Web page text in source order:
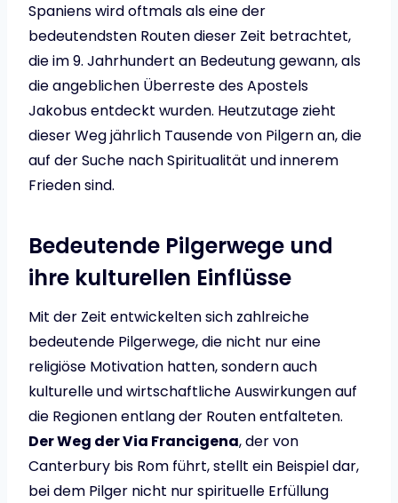
Spaniens wird oftmals als eine der
bedeutendsten Routen dieser Zeit betrachtet,
die im 9. Jahrhundert an Bedeutung gewann, als
die angeblichen Überreste des Apostels
Jakobus entdeckt wurden. Heutzutage zieht
dieser Weg jährlich Tausende von Pilgern an, die
auf der Suche nach Spiritualität und innerem
Frieden sind.
Bedeutende Pilgerwege und
ihre kulturellen Einflüsse
Mit der Zeit entwickelten sich zahlreiche
bedeutende Pilgerwege, die nicht nur eine
religiöse Motivation hatten, sondern auch
kulturelle und wirtschaftliche Auswirkungen auf
die Regionen entlang der Routen entfalteten.
Der Weg der Via Francigena, der von
Canterbury bis Rom führt, stellt ein Beispiel dar,
bei dem Pilger nicht nur spirituelle Erfüllung